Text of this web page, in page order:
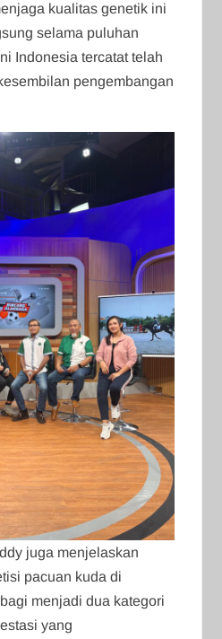
kualitas genetik ini
selama puluhan
Indonesia tercatat telah
pengembangan
juga menjelaskan
pacuan kuda di
menjadi dua kategori
yang